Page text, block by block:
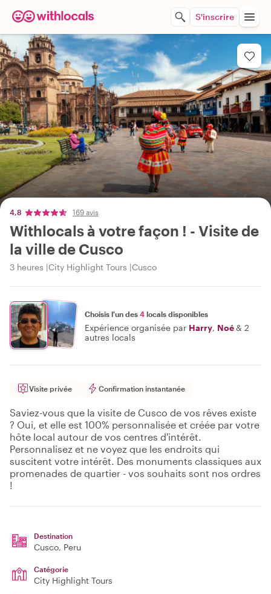
S'inscrire
4,8 169 avis
Withlocals à votre façon ! - Visite de
la ville de Cusco
3 heures City Highlight Tours Cusco
Choisis l'un des 4 locals disponibles
Expérience organisée par Harry, Noé& 2
autres locals
Visite privée Confirmation instantanée
Saviez-vous que la visite de Cusco de vos rêves existe
? Oui, et elle est 100% personnalisée et créée par votre
hôte local autour de vos centres d'intérêt.
Personnalisez et ne voyez que les endroits qui
suscitent votre intérêt. Des monuments classiques aux
promenades de quartier - vos souhaits sont nos ordres
!
Destination
Cusco, Peru
Catégorie
City Highlight Tours